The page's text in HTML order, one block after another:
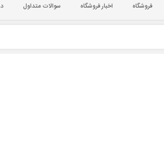
فروشگاه اخبار فروشگاه سوالات متداول